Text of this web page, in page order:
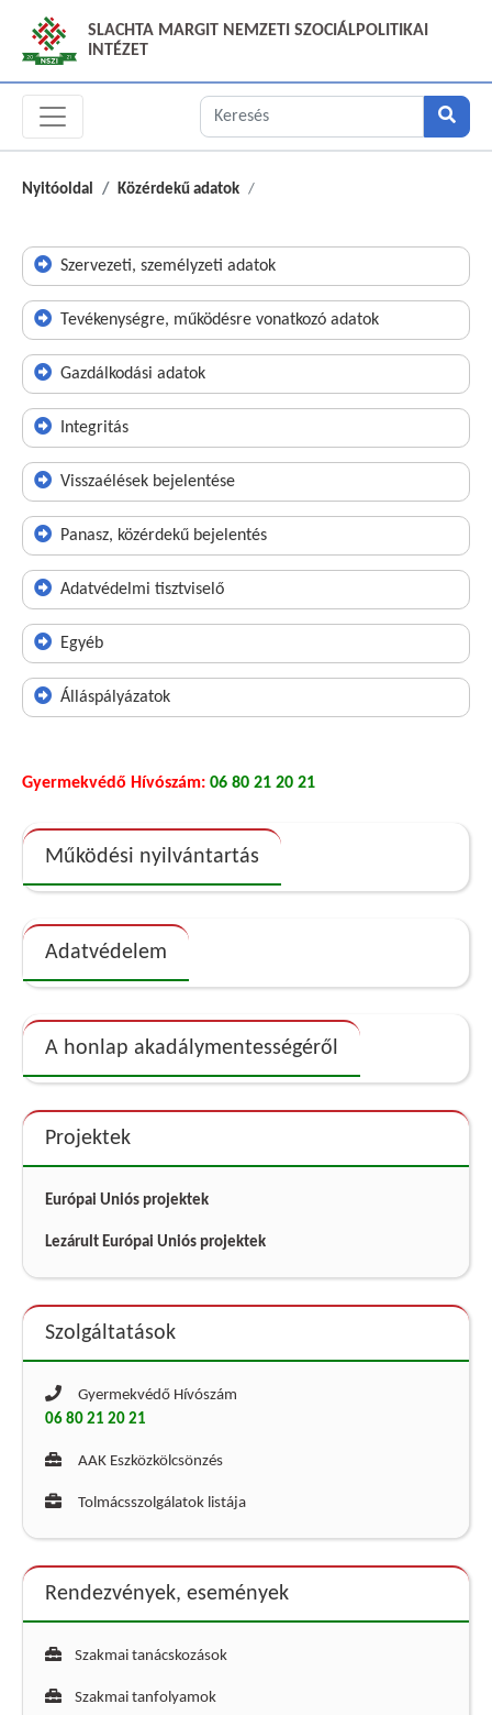
SLACHTA MARGIT NEMZETI SZOCIÁLPOLITIKAI
INTÉZET
Nyitóoldal Közérdekű adatok
Szervezeti, személyzeti adatok
Tevékenységre, működésre vonatkozó adatok
Gazdálkodási adatok
Integritás
Visszaélések bejelentése
Panasz, közérdekű bejelentés
Adatvédelmi tisztviselő
Egyéb
Álláspályázatok
Gyermekvédő Hívószám: 06 80 21 20 21
Működési nyilvántartás
Adatvédelem
A honlap akadálymentességéről
Projektek
Európai Uniós projektek
Lezárult Európai Uniós projektek
Szolgáltatások
Gyermekvédő Hívószám
06 80 21 20 21
AAK Eszközkölcsönzés
Tolmácsszolgálatok listája
Rendezvények, események
Szakmai tanácskozások
Szakmai tanfolyamok